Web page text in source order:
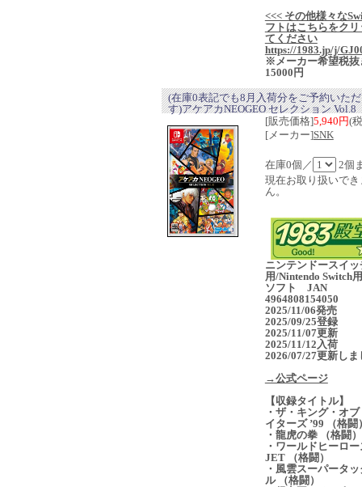
<<< その他様々な
フトはこちらをク
てください
https://1983.jp/j/
※メーカー希望税抜
15000円
(在庫0表記でも8月入荷分をご予約いた
す)アケアカNEOGEO セレクション Vol.8
[販売価格]5,940円(
[メーカー]SNK
在庫0個／
2個
現在お取り扱いでき
ん。
ニンテンドースイッ
用/Nintendo Switch
ソフト JAN
4964808154050
2025/11/06発売
2025/09/25登録
2025/11/07更新
2025/11/12入荷
2026/07/27更新しま
→公式ページ
【収録タイトル】
・ザ・キング・オ
イターズ ’99 （格闘
・龍虎の拳 （格闘）
・ワールドヒーロー
JET （格闘）
・風雲スーパータ
ル （格闘）